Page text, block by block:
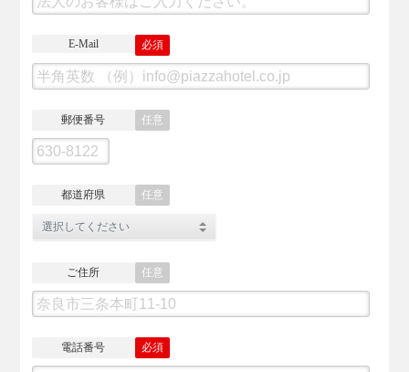
E-Mail 必須
郵便番号 任意
都道府県 任意
ご住所 任意
電話番号 必須